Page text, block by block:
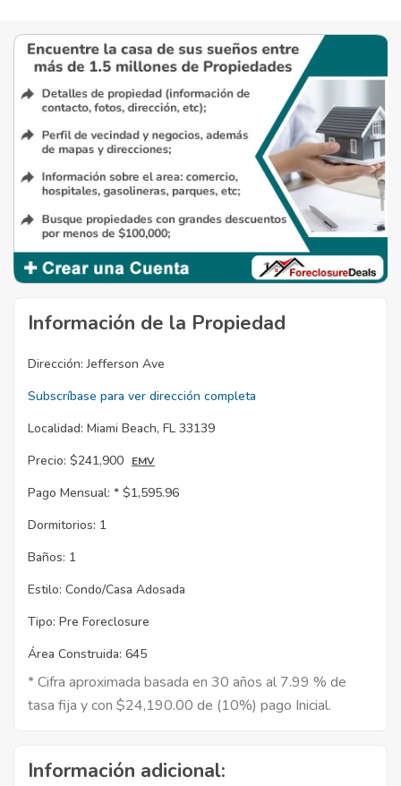
Información de la Propiedad
Dirección: Jefferson Ave
Subscríbase para ver dirección completa
Localidad: Miami Beach, FL 33139
Precio: $241,900 EMV
Pago Mensual: * $1,595.96
Dormitorios: 1
Baños: 1
Estilo: Condo/Casa Adosada
Tipo: Pre Foreclosure
Área Construida: 645
* Cifra aproximada basada en 30 años al 7.99 % de
tasa fija y con $24,190.00 de (10%) pago Inicial.
Información adicional: